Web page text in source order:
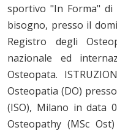
sportivo "In Forma" di
bisogno, presso il
Registro degli
nazionale ed
Osteopata.
Osteopatia (DO)
(ISO), Milano in data
Osteopathy (MSc